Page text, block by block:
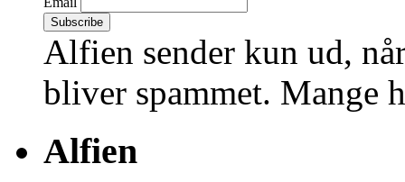
Alfien sender kun ud,
bliver spammet. Mange
Alfien